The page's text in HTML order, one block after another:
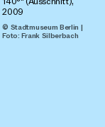
2009
© Stadtmuseum Berlin |
Foto: Frank Silberbach